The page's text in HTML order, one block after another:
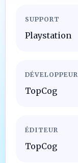
SUPPORT
Playstation
DÉVELOPPEUR
TopCog
ÉDITEUR
TopCog